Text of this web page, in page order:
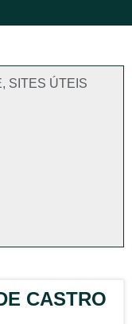
, SITES ÚTEIS
CASTRO